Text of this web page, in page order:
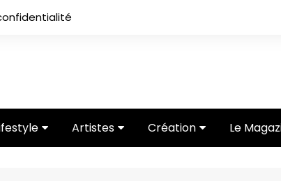
Artistes Création Le